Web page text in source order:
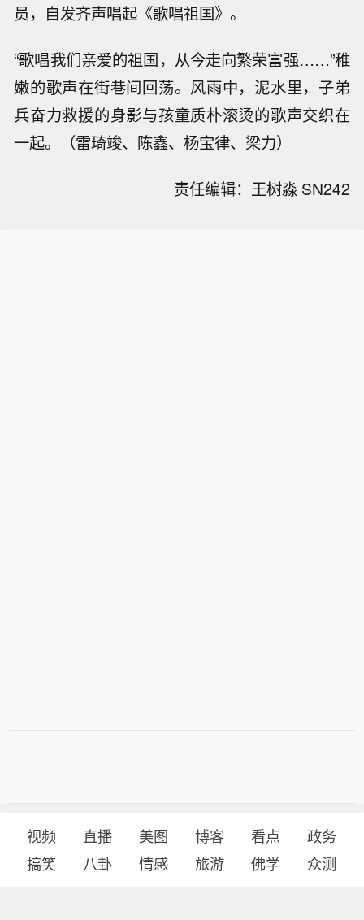
员，自发齐声唱起《歌唱祖国》。
“歌唱我们亲爱的祖国，从今走向繁荣富强……”稚
嫩的歌声在街巷间回荡。风雨中，泥水里，子弟
兵奋力救援的身影与孩童质朴滚烫的歌声交织在
一起。（雷琦竣、陈鑫、杨宝律、梁力）
责任编辑：王树淼 SN242
视频 直播 美图 博客 看点
政务
搞笑
八卦 情感 旅游 佛学 众测